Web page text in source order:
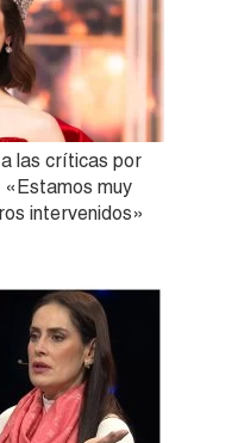
las críticas por
«Estamos muy
intervenidos»